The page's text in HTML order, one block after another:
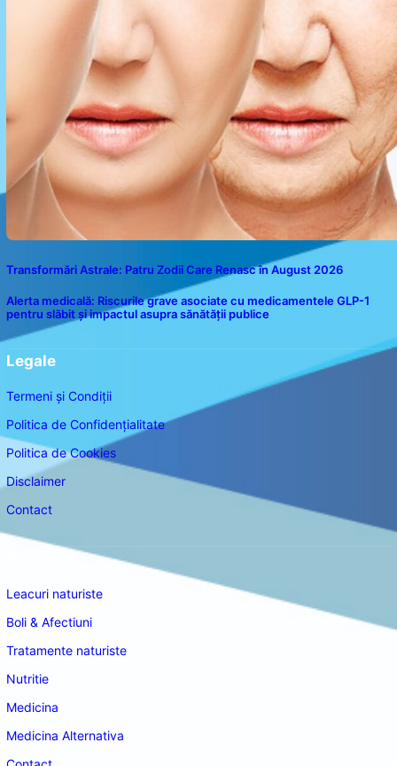
Transformări Astrale: Patru Zodii Care Renasc în August 2026
Alerta medicală: Riscurile grave asociate cu medicamentele GLP-1
pentru slăbit și impactul asupra sănătății publice
Legale
Termeni și Condiții
Politica de Confidențialitate
Politica de Cookies
Disclaimer
Contact
Leacuri naturiste
Boli & Afectiuni
Tratamente naturiste
Nutritie
Medicina
Medicina Alternativa